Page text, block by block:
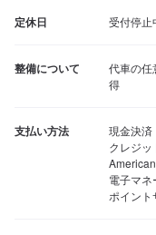
定休日 受付停止
整備について
代車の任
得
支払い方法
現金決済
クレジ
電子マネ
ポイント